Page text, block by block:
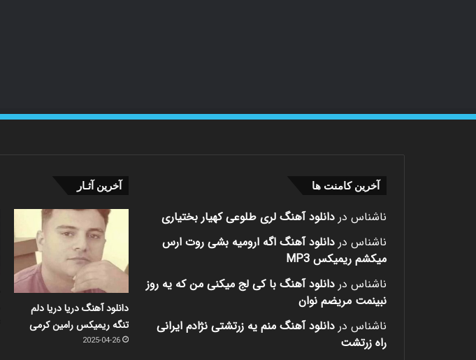
آخرین کامنت ها
ناشناس در دانلود آهنگ لری طلوعی کهیار بختیاری
ناشناس در دانلود آهنگ اگه ارومیه بشی روت ارس
میکشم ریمیکس MP3
ناشناس در دانلود آهنگ با کی لج میکنی من که یه روز
نبینمت مریضم نوان
ناشناس در دانلود آهنگ منم یه زرتشتی نژادم ایرانی
راه زرتشت
آخرین آثـار
دانلود آهنگ دریا دریا دلم
تنگه ریمیکس رامین کرمی
2025-04-26